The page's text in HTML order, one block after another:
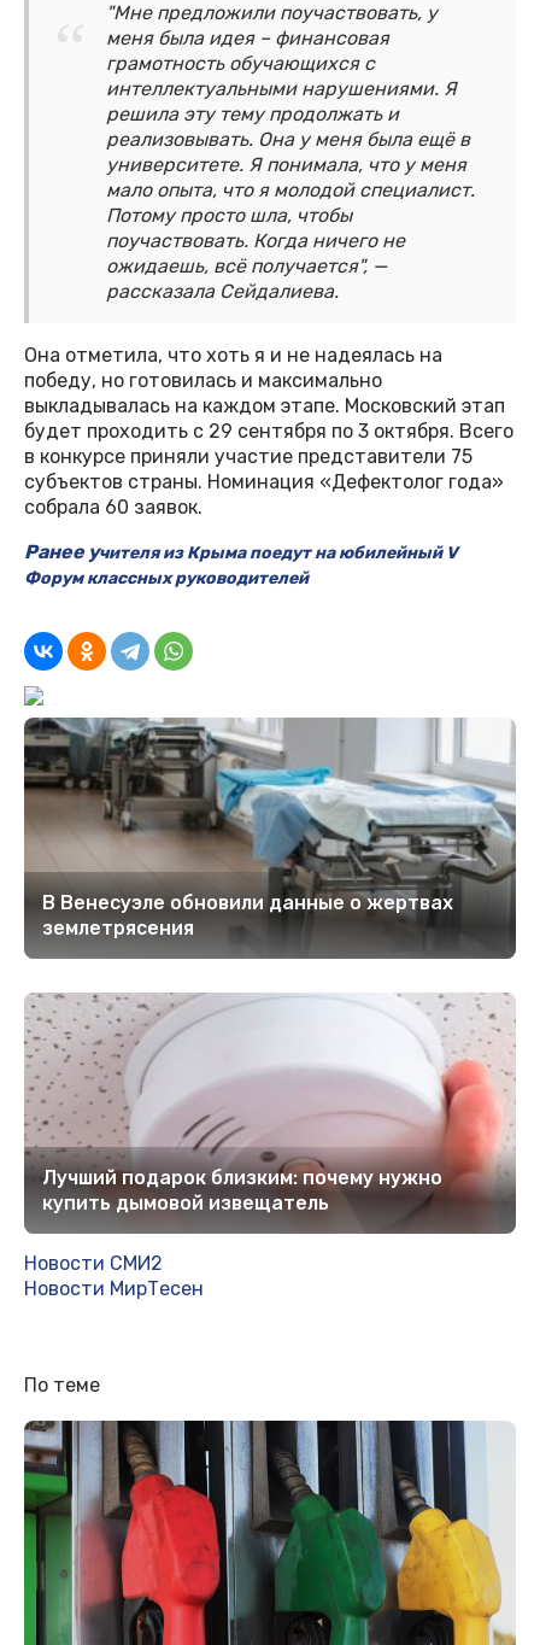
"Мне предложили поучаствовать, у
меня была идея – финансовая
грамотность обучающихся с
интеллектуальными нарушениями. Я
решила эту тему продолжать и
реализовывать. Она у меня была ещё в
университете. Я понимала, что у меня
мало опыта, что я молодой специалист.
Потому просто шла, чтобы
поучаствовать. Когда ничего не
ожидаешь, всё получается", —
рассказала Сейдалиева.
Она отметила, что хоть я и не надеялась на
победу, но готовилась и максимально
выкладывалась на каждом этапе. Московский этап
будет проходить с 29 сентября по 3 октября. Всего
в конкурсе приняли участие представители 75
субъектов страны. Номинация «Дефектолог года»
собрала 60 заявок.
Ранее учителя из Крыма поедут на юбилейный V
Форум классных руководителей
В Венесуэле обновили данные о жертвах
землетрясения
Лучший подарок близким: почему нужно
купить дымовой извещатель
Новости СМИ2
Новости МирТесен
По теме